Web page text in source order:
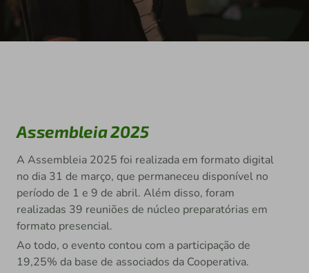
Assembleia 2025
A Assembleia 2025 foi realizada em formato digital
no dia 31 de março, que permaneceu disponível no
período de 1 e 9 de abril. Além disso, foram
realizadas 39 reuniões de núcleo preparatórias em
formato presencial.
Ao todo, o evento contou com a participação de
19,25% da base de associados da Cooperativa.